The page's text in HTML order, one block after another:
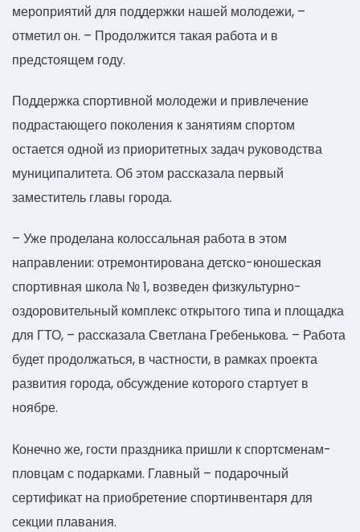
мероприятий для поддержки нашей молодежи, –
отметил он. – Продолжится такая работа и в
предстоящем году.
Поддержка спортивной молодежи и привлечение
подрастающего поколения к занятиям спортом
остается одной из приоритетных задач руководства
муниципалитета. Об этом рассказала первый
заместитель главы города.
– Уже проделана колоссальная работа в этом
направлении: отремонтирована детско-юношеская
спортивная школа № 1, возведен физкультурно-
оздоровительный комплекс открытого типа и площадка
для ГТО, – рассказала Светлана Гребенькова. – Работа
будет продолжаться, в частности, в рамках проекта
развития города, обсуждение которого стартует в
ноябре.
Конечно же, гости праздника пришли к спортсменам-
пловцам с подарками. Главный – подарочный
сертификат на приобретение спортинвентаря для
секции плавания.